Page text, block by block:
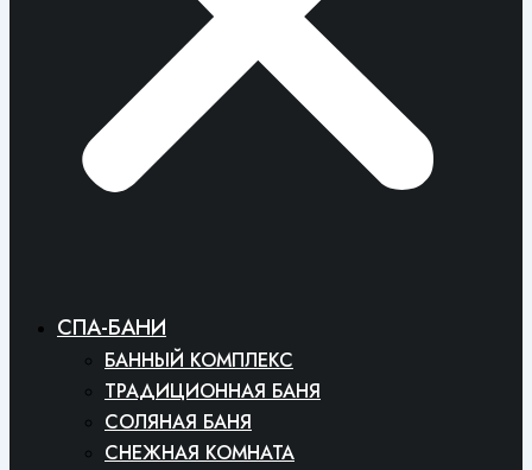
СПА-БАНИ
БАННЫЙ КОМПЛЕКС
ТРАДИЦИОННАЯ БАНЯ
СОЛЯНАЯ БАНЯ
СНЕЖНАЯ КОМНАТА